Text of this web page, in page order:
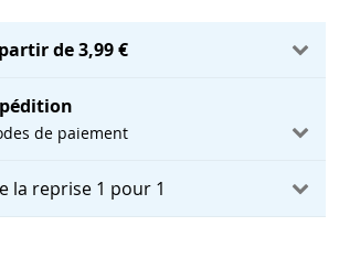
de 3,99 €
de paiement
la reprise 1 pour 1